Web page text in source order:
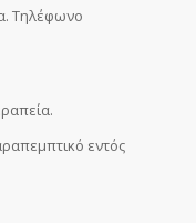
Τηλέφωνο
εντός